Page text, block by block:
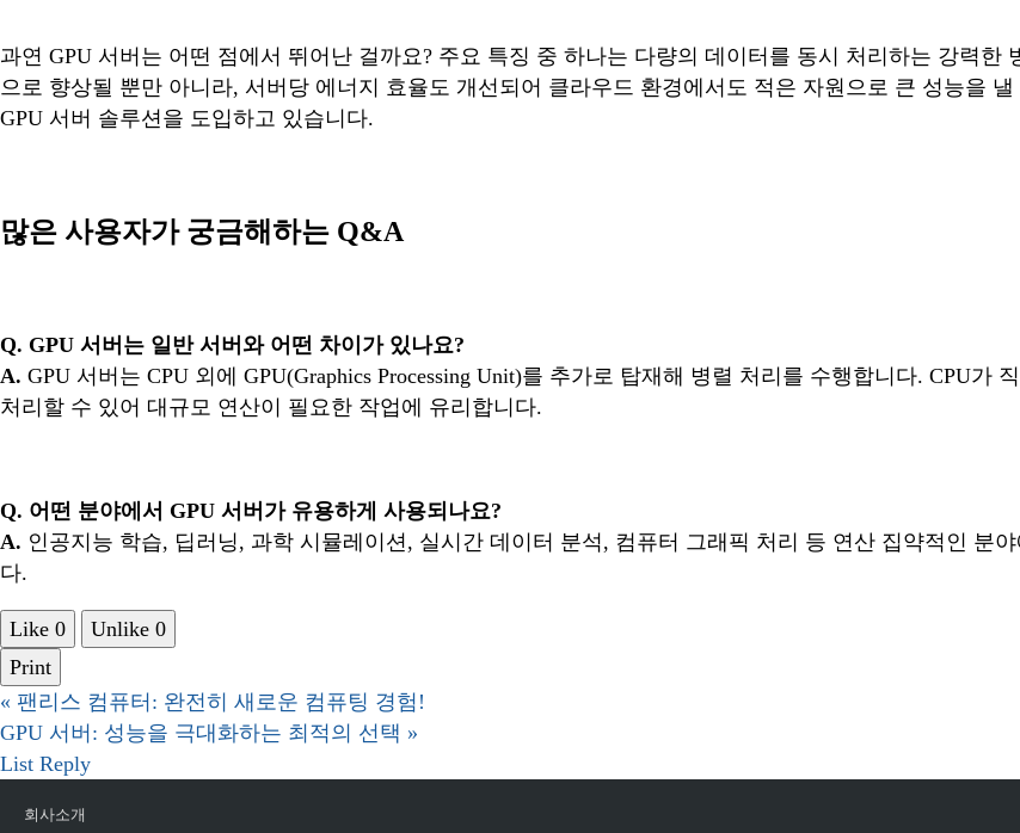
과연 GPU 서버는 어떤 점에서 뛰어난 걸까요? 주요 특징 중 하나는 다량의 데이터를 동시 처리하는 강력
으로 향상될 뿐만 아니라, 서버당 에너지 효율도 개선되어 클라우드 환경에서도 적은 자원으로 큰 성능을
GPU 서버 솔루션을 도입하고 있습니다.
많은 사용자가 궁금해하는 Q&A
Q. GPU 서버는 일반 서버와 어떤 차이가 있나요?
A. GPU 서버는 CPU 외에 GPU(Graphics Processing Unit)를 추가로 탑재해 병렬 처리를 수행합니다. CPU
처리할 수 있어 대규모 연산이 필요한 작업에 유리합니다.
Q. 어떤 분야에서 GPU 서버가 유용하게 사용되나요?
A. 인공지능 학습, 딥러닝, 과학 시뮬레이션, 실시간 데이터 분석, 컴퓨터 그래픽 처리 등 연산 집약적인 분
다.
Like 0 Unlike 0
Print
« 팬리스 컴퓨터: 완전히 새로운 컴퓨팅 경험!
GPU 서버: 성능을 극대화하는 최적의 선택 »
List Reply
회사소개